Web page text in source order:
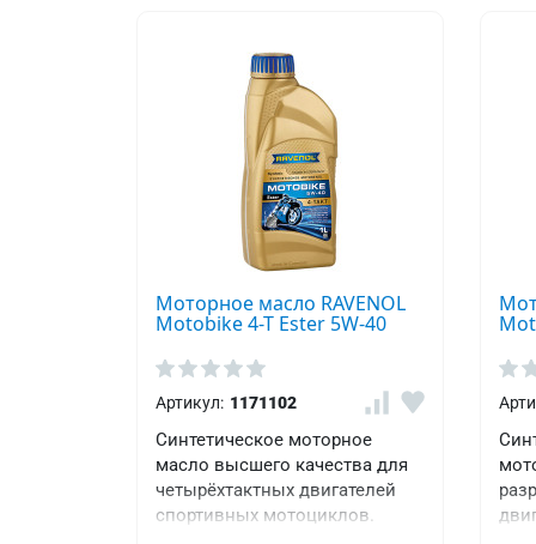
Моторное масло RAVENOL
Motobike 4-T Ester 5W-40
Артикул: 1171102
Синтетическое моторное
масло высшего качества для
четырёхтактных двигателей
спортивных мотоциклов.